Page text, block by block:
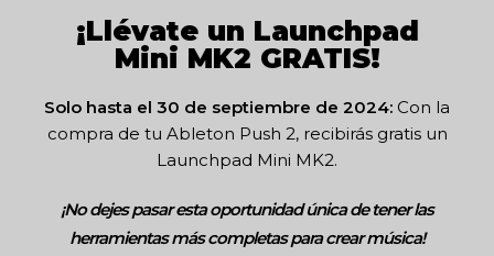
¡Llévate un Launchpad
Mini MK2 GRATIS!
Solo hasta el 30 de septiembre de 2024: Con la
compra de tu Ableton Push 2, recibirás gratis un
Launchpad Mini MK2.
¡No dejes pasar esta oportunidad única de tener las
herramientas más completas para crear música!